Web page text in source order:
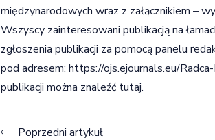
międzynarodowych wraz z załącznikiem –
Wszyscy zainteresowani publikacją na
zgłoszenia publikacji za pomocą panelu
pod adresem:https://ojs.ejournals.eu/
publikacji można znaleźć tutaj.
Nawigacja wpisu
Poprzedni artykuł